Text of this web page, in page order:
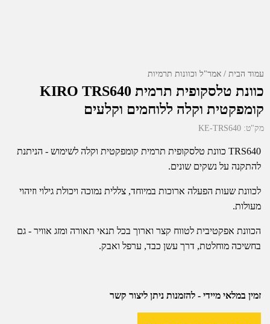
עמוד הבית אמר"ל וכוונות תרמיות
כוונת טלסקופית תרמית KIRO TRS640
קומפקטית וקלה ללוחמים וקלעים
מק"ט: KE-TRS640
TRS640 כוונת טלסקופית תרמית קומפקטית וקלה לשימוש - הניתנת
להתקנה על נשקים שונים.
לכוונת שעות הפעלה ארוכות במיוחד, צללית נמוכה ויכולת גילוי וזיהוי
מעולות.
הכוונת אפקטיבית לטווח קצר וארוך בכל תנאי תאורה ומזג אוויר - גם
בחשיכה מוחלטת, דרך עשן כבד, ערפל ואבק.
זמין במלאי מיידי - להזמנות ניתן ליצור קשר